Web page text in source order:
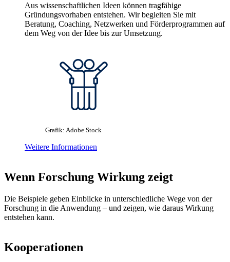
Aus wissenschaftlichen Ideen können tragfähige
Gründungsvorhaben entstehen. Wir begleiten Sie mit
Beratung, Coaching, Netzwerken und Förderprogrammen auf
dem Weg von der Idee bis zur Umsetzung.
Grafik: Adobe Stock
Weitere Informationen
Wenn Forschung Wirkung zeigt
Die Beispiele geben Einblicke in unterschiedliche Wege von der
Forschung in die Anwendung – und zeigen, wie daraus Wirkung
entstehen kann.
Kooperationen